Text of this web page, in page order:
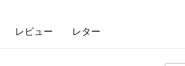
レビュー レター